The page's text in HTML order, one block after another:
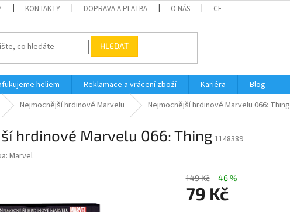
KONTAKTY DOPRAVA A PLATBA O NÁS CERTIFIKÁTY A NÁVODY
HLEDAT
heliem Reklamace a vrácení zboží Kariéra
Blog
Nejmocnější hrdinové Marvelu Nejmocnější hrdinové Marvelu 066: Thing
hrdinové Marvelu 066: Thing1148389
Marvel
149 Kč –46 %
79 Kč